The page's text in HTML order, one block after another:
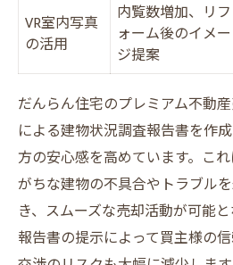
VR室内写真
の活用
内覧数増加、リフ
ォーム後のイメー
ジ提案
だんらん住宅のプレミアム不動
による建物状況調査報告書を作
方の安心感を高めています。こ
がちな建物の不具合やトラブル
き、スムーズな売却活動が可能
報告書の提示によって買主様の